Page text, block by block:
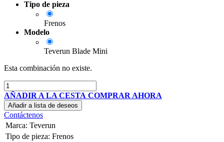
Tipo de pieza
Frenos
Modelo
Teverun Blade Mini
Esta combinación no existe.
AÑADIR A LA CESTA COMPRAR AHORA
Añadir a lista de deseos
Contáctenos
Marca: Teverun
Tipo de pieza: Frenos